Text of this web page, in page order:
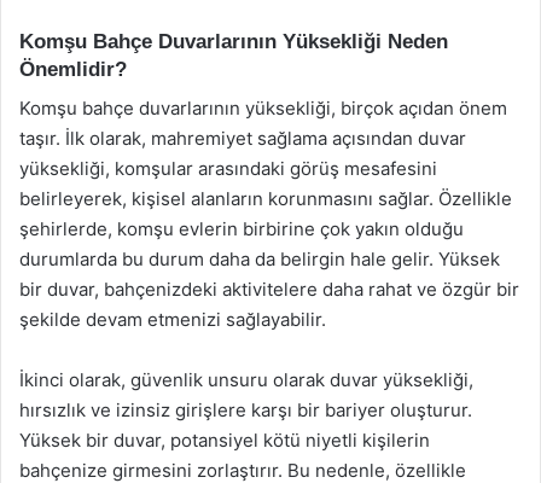
Komşu Bahçe Duvarlarının Yüksekliği Neden
Önemlidir?
Komşu bahçe duvarlarının yüksekliği, birçok açıdan önem
taşır. İlk olarak, mahremiyet sağlama açısından duvar
yüksekliği, komşular arasındaki görüş mesafesini
belirleyerek, kişisel alanların korunmasını sağlar. Özellikle
şehirlerde, komşu evlerin birbirine çok yakın olduğu
durumlarda bu durum daha da belirgin hale gelir. Yüksek
bir duvar, bahçenizdeki aktivitelere daha rahat ve özgür bir
şekilde devam etmenizi sağlayabilir.
İkinci olarak, güvenlik unsuru olarak duvar yüksekliği,
hırsızlık ve izinsiz girişlere karşı bir bariyer oluşturur.
Yüksek bir duvar, potansiyel kötü niyetli kişilerin
bahçenize girmesini zorlaştırır. Bu nedenle, özellikle